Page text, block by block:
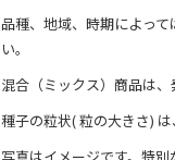
品種、地域、時期によっ
い。
混合（ミックス）商品は、
種子の粒状( 粒の大きさ)